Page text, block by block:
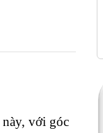
với góc